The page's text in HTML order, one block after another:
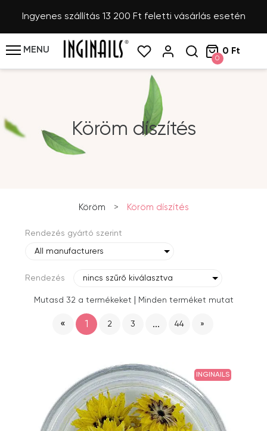
Ingyenes szállítás 13 200 Ft feletti vásárlás esetén
MENU
0
0 Ft
Köröm díszítés
Köröm > Köröm díszítés
Rendezés gyártó szerint
All manufacturers
Rendezés nincs szűrő kiválasztva
Mutasd 32 a termékeket Minden terméket mutat
« 1 2 3 ... 44 »
INGINAILS